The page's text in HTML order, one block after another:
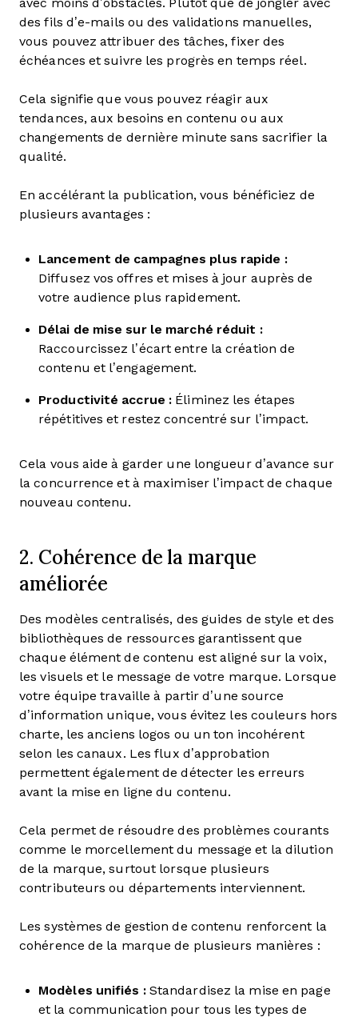
avec moins d’obstacles. Plutôt que de jongler avec
des fils d’e-mails ou des validations manuelles,
vous pouvez attribuer des tâches, fixer des
échéances et suivre les progrès en temps réel.
Cela signifie que vous pouvez réagir aux
tendances, aux besoins en contenu ou aux
changements de dernière minute sans sacrifier la
qualité.
En accélérant la publication, vous bénéficiez de
plusieurs avantages :
Lancement de campagnes plus rapide :
Diffusez vos offres et mises à jour auprès de
votre audience plus rapidement.
Délai de mise sur le marché réduit :
Raccourcissez l’écart entre la création de
contenu et l’engagement.
Productivité accrue : Éliminez les étapes
répétitives et restez concentré sur l’impact.
Cela vous aide à garder une longueur d’avance sur
la concurrence et à maximiser l’impact de chaque
nouveau contenu.
2. Cohérence de la marque
améliorée
Des modèles centralisés, des guides de style et des
bibliothèques de ressources garantissent que
chaque élément de contenu est aligné sur la voix,
les visuels et le message de votre marque. Lorsque
votre équipe travaille à partir d’une source
d’information unique, vous évitez les couleurs hors
charte, les anciens logos ou un ton incohérent
selon les canaux. Les flux d’approbation
permettent également de détecter les erreurs
avant la mise en ligne du contenu.
Cela permet de résoudre des problèmes courants
comme le morcellement du message et la dilution
de la marque, surtout lorsque plusieurs
contributeurs ou départements interviennent.
Les systèmes de gestion de contenu renforcent la
cohérence de la marque de plusieurs manières :
Modèles unifiés :Standardisez la mise en page
et la communication pour tous les types de